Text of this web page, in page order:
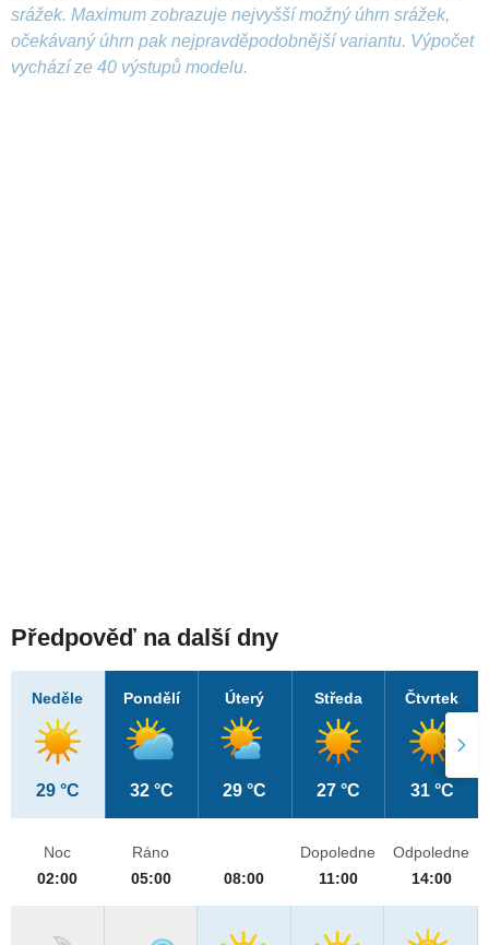
srážek. Maximum zobrazuje nejvyšší možný úhrn srážek,
očekávaný úhrn pak nejpravděpodobnější variantu. Výpočet
vychází ze 40 výstupů modelu.
Předpověď na další dny
Neděle
29 °C
Pondělí
32 °C
Úterý
29 °C
Středa
27 °C
Čtvrtek
31 °C
Noc
02:00
Ráno
05:00
08:00
Dopoledne
11:00
Odpoledne
14:00